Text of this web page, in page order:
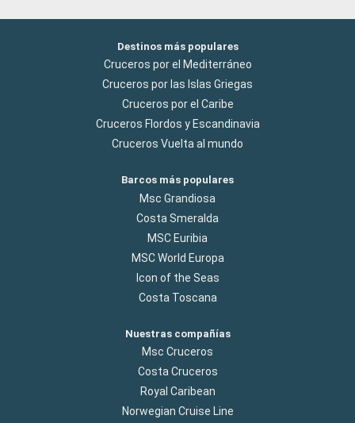
Destinos más populares
Cruceros por el Mediterráneo
Cruceros por las Islas Griegas
Cruceros por el Caribe
Cruceros Flordos y Escandinavia
Cruceros Vuelta al mundo
Barcos más populares
Msc Grandiosa
Costa Smeralda
MSC Euribia
MSC World Europa
Icon of the Seas
Costa Toscana
Nuestras compañías
Msc Cruceros
Costa Cruceros
Royal Caribean
Norwegian Cruise Line